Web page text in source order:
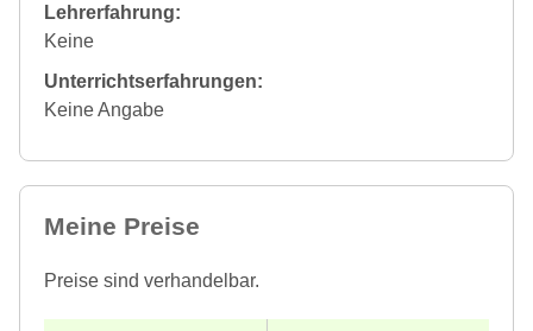
Lehrerfahrung:
Keine
Unterrichtserfahrungen:
Keine Angabe
Meine Preise
Preise sind verhandelbar.